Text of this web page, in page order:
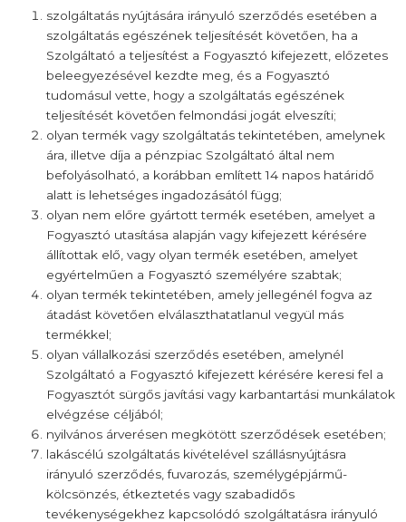
szolgáltatás nyújtására irányuló szerződés esetében a
szolgáltatás egészének teljesítését követően, ha a
Szolgáltató a teljesítést a Fogyasztó kifejezett, előzetes
beleegyezésével kezdte meg, és a Fogyasztó
tudomásul vette, hogy a szolgáltatás egészének
teljesítését követően felmondási jogát elveszíti;
olyan termék vagy szolgáltatás tekintetében, amelynek
ára, illetve díja a pénzpiac Szolgáltató által nem
befolyásolható, a korábban említett 14 napos határidő
alatt is lehetséges ingadozásától függ;
olyan nem előre gyártott termék esetében, amelyet a
Fogyasztó utasítása alapján vagy kifejezett kérésére
állítottak elő, vagy olyan termék esetében, amelyet
egyértelműen a Fogyasztó személyére szabtak;
olyan termék tekintetében, amely jellegénél fogva az
átadást követően elválaszthatatlanul vegyül más
termékkel;
olyan vállalkozási szerződés esetében, amelynél
Szolgáltató a Fogyasztó kifejezett kérésére keresi fel a
Fogyasztót sürgős javítási vagy karbantartási munkálatok
elvégzése céljából;
nyilvános árverésen megkötött szerződések esetében;
lakáscélú szolgáltatás kivételével szállásnyújtásra
irányuló szerződés, fuvarozás, személygépjármű-
kölcsönzés, étkeztetés vagy szabadidős
tevékenységekhez kapcsolódó szolgáltatásra irányuló